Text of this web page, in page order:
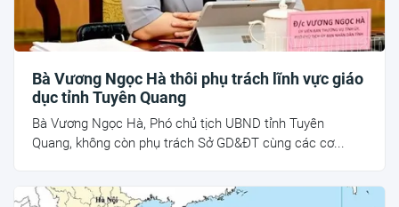
Bà Vương Ngọc Hà thôi phụ trách lĩnh vực giáo
dục tỉnh Tuyên Quang
Bà Vương Ngọc Hà, Phó chủ tịch UBND tỉnh Tuyên
Quang, không còn phụ trách Sở GD&ĐT cùng các cơ...